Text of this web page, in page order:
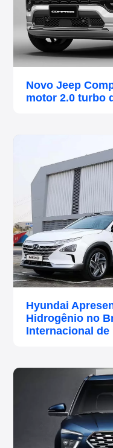
Novo Jeep
motor 2.0 turbo
Hyundai
Hidrogênio no
Internacional de